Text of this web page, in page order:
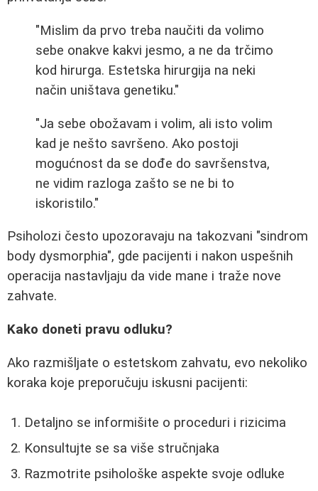
"Mislim da prvo treba naučiti da volimo
sebe onakve kakvi jesmo, a ne da trčimo
kod hirurga. Estetska hirurgija na neki
način uništava genetiku."
"Ja sebe obožavam i volim, ali isto volim
kad je nešto savršeno. Ako postoji
mogućnost da se dođe do savršenstva,
ne vidim razloga zašto se ne bi to
iskoristilo."
Psiholozi često upozoravaju na takozvani "sindrom
body dysmorphia", gde pacijenti i nakon uspešnih
operacija nastavljaju da vide mane i traže nove
zahvate.
Kako doneti pravu odluku?
Ako razmišljate o estetskom zahvatu, evo nekoliko
koraka koje preporučuju iskusni pacijenti:
Detaljno se informišite o proceduri i rizicima
Konsultujte se sa više stručnjaka
Razmotrite psihološke aspekte svoje odluke